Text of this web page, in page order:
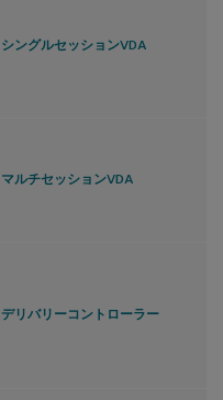
シングルセッションVDA
マルチセッションVDA
デリバリーコントローラー